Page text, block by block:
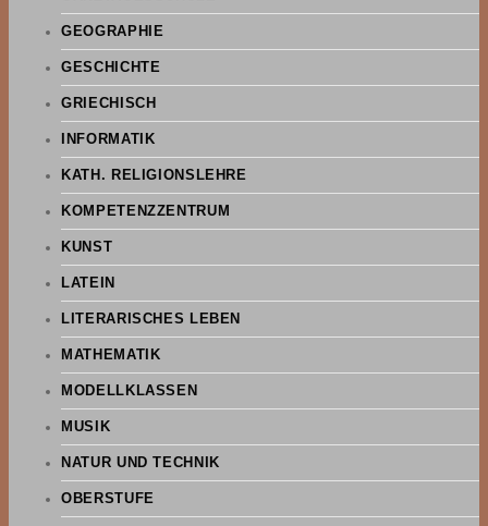
GEOGRAPHIE
GESCHICHTE
GRIECHISCH
INFORMATIK
KATH. RELIGIONSLEHRE
KOMPETENZZENTRUM
KUNST
LATEIN
LITERARISCHES LEBEN
MATHEMATIK
MODELLKLASSEN
MUSIK
NATUR UND TECHNIK
OBERSTUFE